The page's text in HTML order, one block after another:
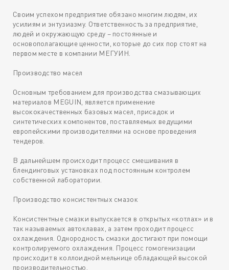
Своим успехом предприятие обязано многим людям, их
усилиям и энтузиазму. Ответственность за предприятие,
людей и окружающую среду – постоянные и
основополагающие ценности, которые до сих пор стоят на
первом месте в компании МЕГУИН.
Производство масел
Основным требованием для производства смазывающих
материалов MEGUIN, является применение
высококачественных базовых масел, присадок и
синтетических компонентов, поставляемых ведущими
европейскими производителями на основе проведения
тендеров.
В дальнейшем происходит процесс смешивания в
блендинговых установках под постоянным контролем
собственной лаборатории.
Производство консистентных смазок
Консистентные смазки выпускается в открытых «котлах» и в
так называемых автоклавах, а затем проходит процесс
охлаждения. Однородность смазки достигают при помощи
контролируемого охлаждения. Процесс гомогенизации
происходит в коллоидной мельнице обладающей высокой
производительностью.